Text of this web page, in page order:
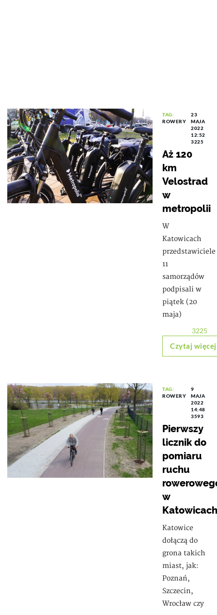
TAG:
ROWERY
23
MAJA
2022
12:52
3225
Aż 120
km
Velostrad
w
metropolii
W
Katowicach
przedstawiciele
11
samorządów
podpisali w
piątek (20
maja)
3225
Czytaj więcej
TAG:
ROWERY
9
MAJA
2022
14:48
3593
Pierwszy
licznik do
pomiaru
ruchu
w
Katowicach
Katowice
dołączą do
grona takich
miast, jak:
Poznań,
Szczecin,
Wrocław czy